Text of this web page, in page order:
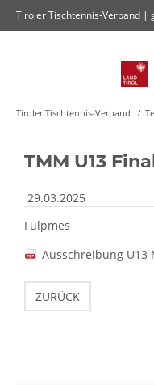
Tiroler Tischtennis-Verband |
Tiroler Tischtennis-Verband
TMM U13
29.03.2025
Fulpmes
Ausschreibung
ZURÜCK